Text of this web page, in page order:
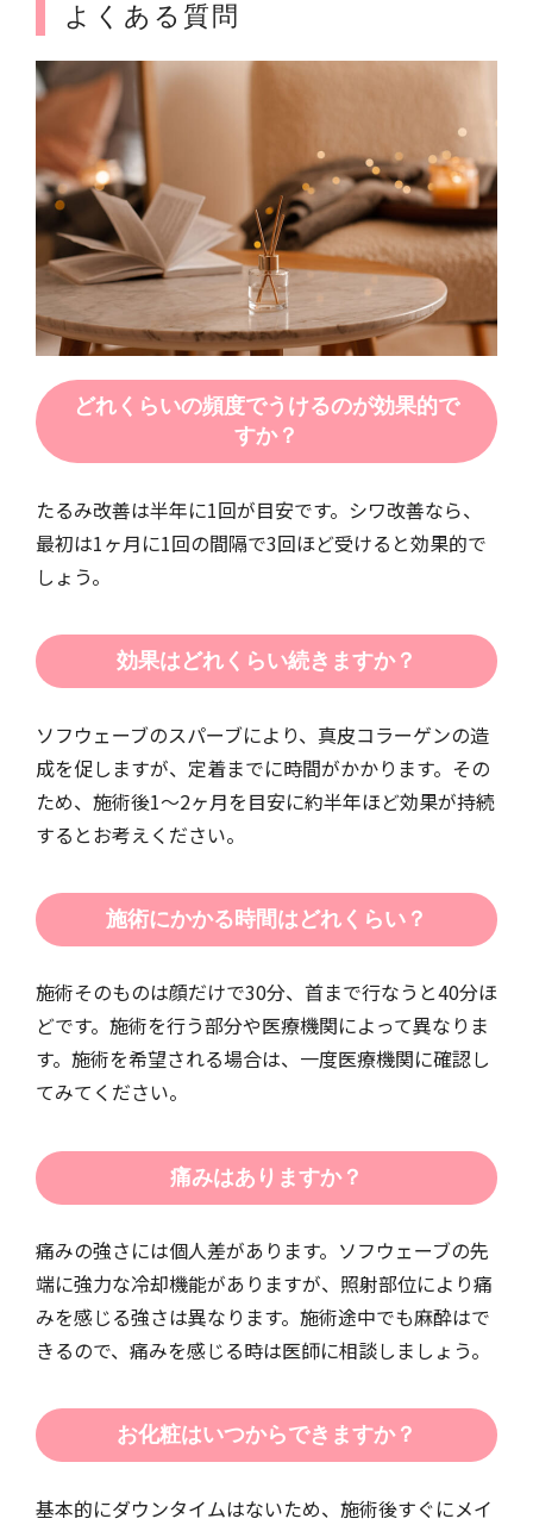
よくある質問
どれくらいの頻度でうけるのが効果的で
すか？
たるみ改善は半年に1回が目安です。シワ改善なら、
最初は1ヶ月に1回の間隔で3回ほど受けると効果的で
しょう。
効果はどれくらい続きますか？
ソフウェーブのスパーブにより、真皮コラーゲンの造
成を促しますが、定着までに時間がかかります。その
ため、施術後1～2ヶ月を目安に約半年ほど効果が持続
するとお考えください。
施術にかかる時間はどれくらい？
施術そのものは顔だけで30分、首まで行なうと40分ほ
どです。施術を行う部分や医療機関によって異なりま
す。施術を希望される場合は、一度医療機関に確認し
てみてください。
痛みはありますか？
痛みの強さには個人差があります。ソフウェーブの先
端に強力な冷却機能がありますが、照射部位により痛
みを感じる強さは異なります。施術途中でも麻酔はで
きるので、痛みを感じる時は医師に相談しましょう。
お化粧はいつからできますか？
基本的にダウンタイムはないため、施術後すぐにメイ